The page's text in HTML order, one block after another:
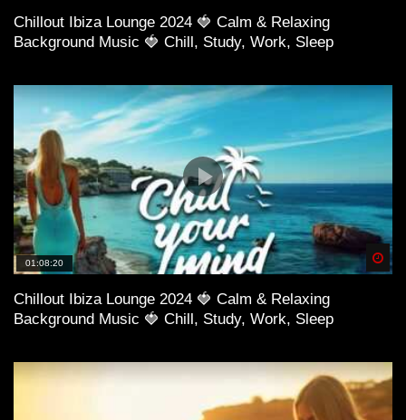
Chillout Ibiza Lounge 2024 🍓 Calm & Relaxing
Background Music 🍓 Chill, Study, Work, Sleep
01:08:20
Chillout Ibiza Lounge 2024 🍓 Calm & Relaxing
Background Music 🍓 Chill, Study, Work, Sleep